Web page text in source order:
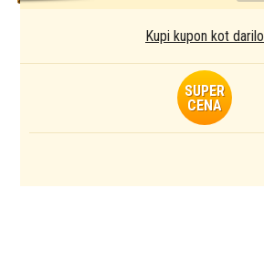
Kupi kupon kot darilo
SUPER
CENA